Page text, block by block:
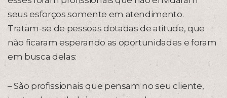
seus esforços somente em atendimento.
Tratam-se de pessoas dotadas de atitude, que
não ficaram esperando as oportunidades e foram
em busca delas:
– São profissionais que pensam no seu cliente,